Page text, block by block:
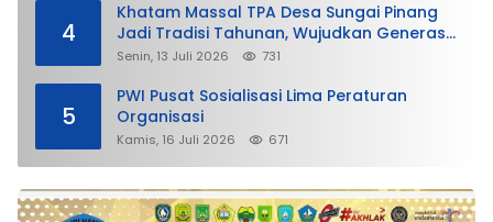
4
Khatam Massal TPA Desa Sungai Pinang
Jadi Tradisi Tahunan, Wujudkan Generasi
Qurani
Senin, 13 Juli 2026 731
5
PWI Pusat Sosialisasi Lima Peraturan
Organisasi
Kamis, 16 Juli 2026 671